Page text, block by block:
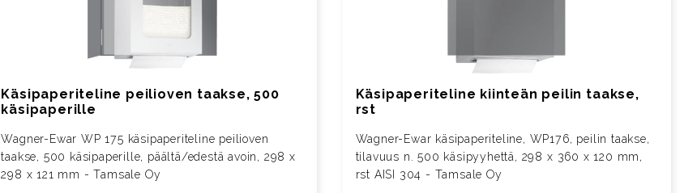
Käsipaperiteline peilioven taakse, 500
käsipaperille
Wagner-Ewar WP 175 käsipaperiteline peilioven
taakse, 500 käsipaperille, päältä/edestä avoin, 298 x
298 x 121 mm - Tamsale Oy
Käsipaperiteline kiinteän peilin taakse,
rst
Wagner-Ewar käsipaperiteline, WP176, peilin taakse,
tilavuus n. 500 käsipyyhettä, 298 x 360 x 120 mm,
rst AISI 304 - Tamsale Oy